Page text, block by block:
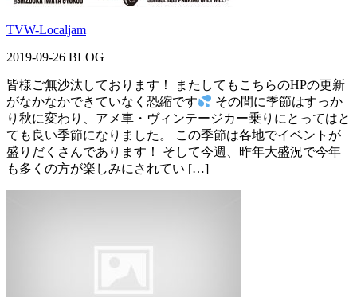
TVW-Localjam
2019-09-26 BLOG
皆様ご無沙汰しております！ またしてもこちらのHPの更新
がなかなかできていなく恐縮です
その間に季節はすっか
り秋に変わり、アメ車・ヴィンテージカー乗りにとってはと
ても良い季節になりました。 この季節は各地でイベントが
盛りだくさんであります！ そして今週、昨年大盛況で今年
も多くの方が楽しみにされてい […]